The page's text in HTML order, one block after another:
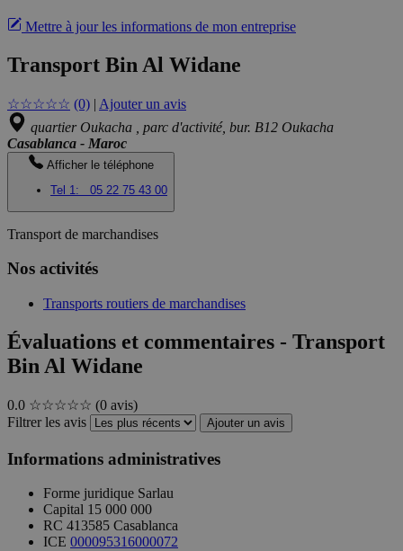
Mettre à jour les informations de mon entreprise
Transport Bin Al Widane
☆☆☆☆☆ (0) | Ajouter un avis
quartier Oukacha , parc d'activité, bur. B12 Oukacha
Casablanca - Maroc
Afficher le téléphone
Tel 1:
05 22 75 43 00
Transport de marchandises
Nos activités
Transports routiers de marchandises
Évaluations et commentaires - Transport
Bin Al Widane
0.0 ☆☆☆☆☆ (0 avis)
Filtrer les avis
Ajouter un avis
Informations administratives
Forme juridique Sarlau
Capital 15 000 000
RC 413585 Casablanca
ICE 000095316000072